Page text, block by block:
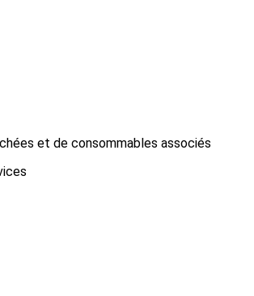
et de consommables associés